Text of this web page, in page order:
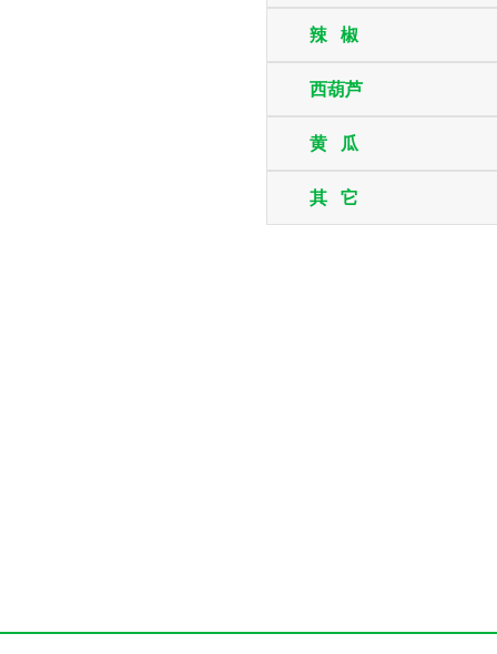
辣 椒
西葫芦
黄 瓜
其 它